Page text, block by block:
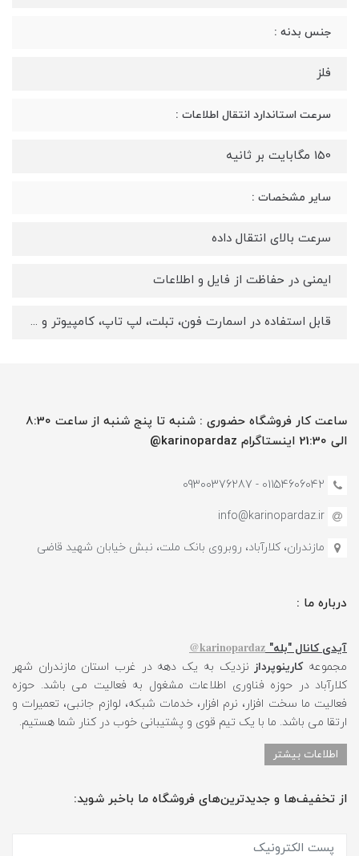
جنس بدنه :
فلز
سرعت استاندارد انتقال اطلاعات :
150 مگابایت بر ثانیه
سایر مشخصات :
سرعت بالای انتقال داده
ایمنی در حفاظت از فایل و اطلاعات
قابل استفاده در اسمارت فون، تبلت، لپ تاپ، کامپیوتر و ...
ساعت کار فروشگاه حضوری : شنبه تا پنج شنبه از ساعت 8:30
الی 21:30 اینستاگرام karinopardaz@
01154606042 - 09300376287
info@karinopardaz.ir
مازندران، کلارآباد، روبروی بانک ملت، نبش خیابان شهید قاضی
درباره ما :
آیدی کانال "بله" karinopardaz@
مجموعهکارینوپرداز نزدیک به یک دهه در غرب استان مازندران شهر
کلارآباد در حوزه فناوری اطلاعات مشغول به فعالیت می باشد. حوزه
فعالیت ما سخت افزار، نرم افزار، خدمات شبکه، لوازم جانبی، تعمیرات و
ارتقا می باشد. ما با یک تیم قوی و پشتیبانی خوب در کنار شما هستیم.
اطلاعات بیشتر
از تخفیف‌ها و جدیدترین‌های فروشگاه ما باخبر شوید: